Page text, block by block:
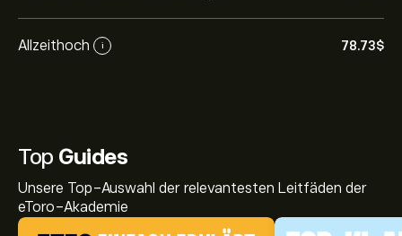
Allzeithoch i 78.73‎$‎
Top Guides
Unsere Top-Auswahl der relevantesten Leitfäden der
eToro-Akademie